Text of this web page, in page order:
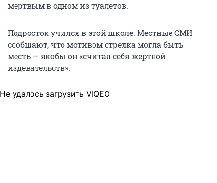
мертвым в одном из туалетов.
Подросток учился в этой школе. Местные СМИ
сообщают, что мотивом стрелка могла быть
месть — якобы он «считал себя жертвой
издевательств».
Не удалось загрузить VIQEO